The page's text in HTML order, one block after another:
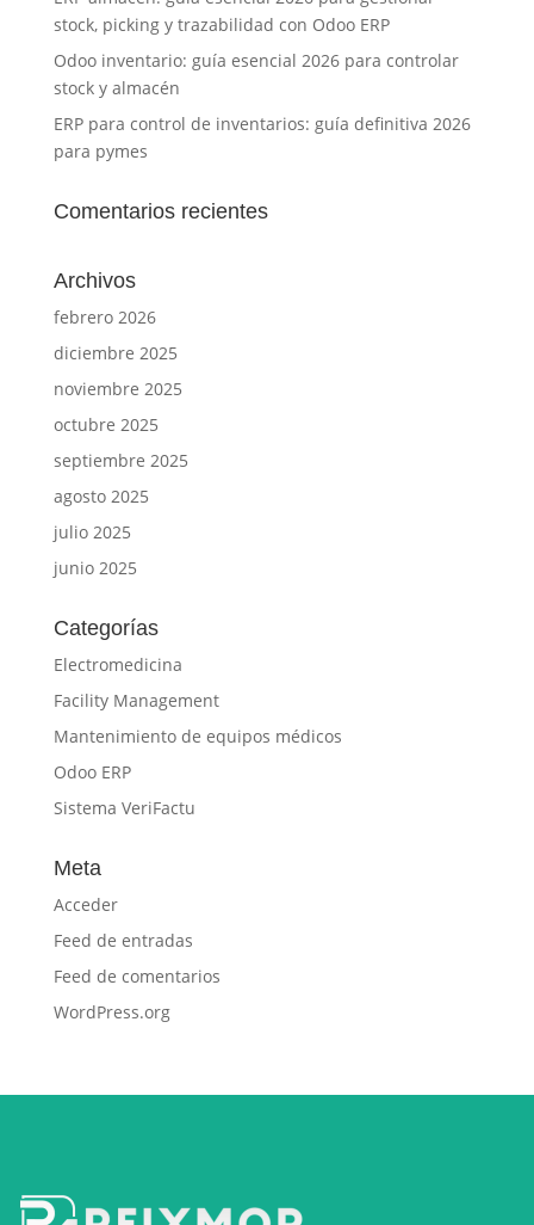
stock, picking y trazabilidad con Odoo ERP
Odoo inventario: guía esencial 2026 para controlar
stock y almacén
ERP para control de inventarios: guía definitiva 2026
para pymes
Comentarios recientes
Archivos
febrero 2026
diciembre 2025
noviembre 2025
octubre 2025
septiembre 2025
agosto 2025
julio 2025
junio 2025
Categorías
Electromedicina
Facility Management
Mantenimiento de equipos médicos
Odoo ERP
Sistema VeriFactu
Meta
Acceder
Feed de entradas
Feed de comentarios
WordPress.org